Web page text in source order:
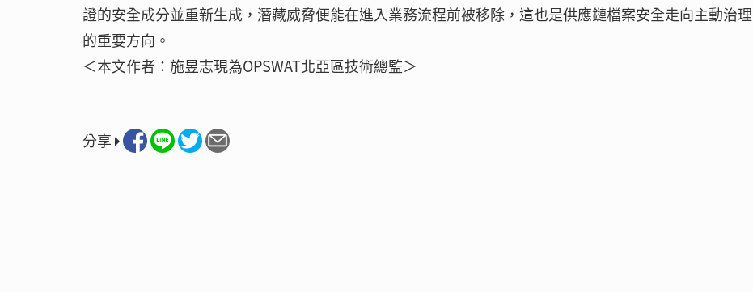
證的安全成分並重新生成，潛藏威脅便能在進入業務流程前被移除，這也是供應鏈檔案安全走向主動治理
的重要方向。
＜本文作者：施昱志現為OPSWAT北亞區技術總監＞
分享